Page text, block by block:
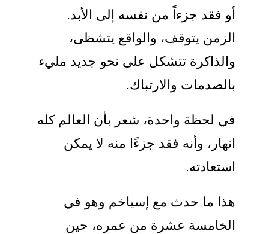
أو فقد جزءاً من نفسه إلى الأبد.
الزمن يتوقف، والواقع يتشظى،
والذاكرة تتشكل على نحو جديد مليء
بالصدمات والارتباك.
في لحظة واحدة، شعر بأن العالم كله
انهار، وأنه فقد جزءًا منه لا يمكن
استعادته.
هذا ما حدث مع إسياخم وهو في
الخامسة عشرة من عمره، حين